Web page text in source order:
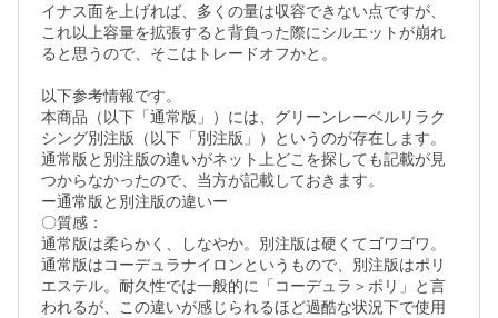
イナス面を上げれば、多くの量は収容できない点ですが、
これ以上容量を拡張すると背負った際にシルエットが崩れ
ると思うので、そこはトレードオフかと。
以下参考情報です。
本商品（以下「通常版」）には、グリーンレーベルリラク
シング別注版（以下「別注版」）というのが存在します。
通常版と別注版の違いがネット上どこを探しても記載が見
つからなかったので、当方が記載しておきます。
ー通常版と別注版の違いー
〇質感：
通常版は柔らかく、しなやか。別注版は硬くてゴワゴワ。
通常版はコーデュラナイロンというもので、別注版はポリ
エステル。耐久性では一般的に「コーデュラ＞ポリ」と言
われるが、この違いが感じられるほど過酷な状況下で使用